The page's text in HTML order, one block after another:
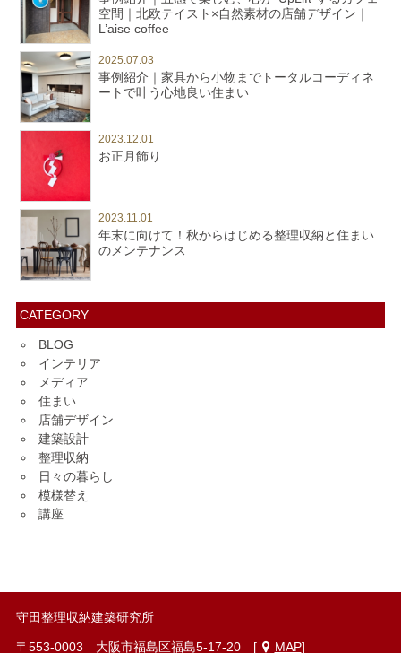
空間｜北欧テイスト×自然素材の店舗デザイン｜
L’aise coffee
2025.07.03
事例紹介｜家具から小物までトータルコーディネ
ートで叶う心地良い住まい
2023.12.01
お正月飾り
2023.11.01
年末に向けて！秋からはじめる整理収納と住まい
のメンテナンス
CATEGORY
BLOG
インテリア
メディア
住まい
店舗デザイン
建築設計
整理収納
日々の暮らし
模様替え
講座
守田整理収納建築研究所
〒553-0003 大阪市福島区福島5-17-20 [ MAP]